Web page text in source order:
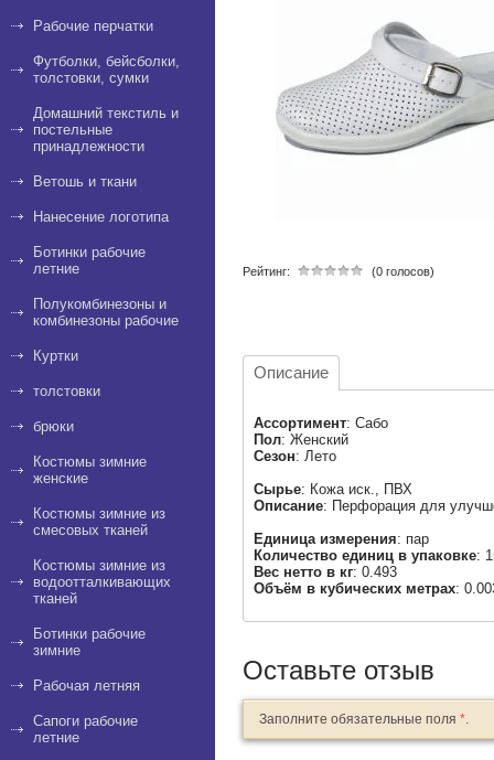
Рабочие перчатки
Футболки, бейсболки,
толстовки, сумки
Домашний текстиль и
постельные
принадлежности
Ветошь и ткани
Нанесение логотипа
Ботинки рабочие
летние
Полукомбинезоны и
комбинезоны рабочие
Куртки
толстовки
брюки
Костюмы зимние
женские
Костюмы зимние из
смесовых тканей
Костюмы зимние из
водоотталкивающих
тканей
Ботинки рабочие
зимние
Рабочая летняя
Сапоги рабочие
летние
Рейтинг: (0 голосов)
Описание
Ассортимент: Сабо
Пол: Женский
Сезон: Лето
Сырье: Кожа иск., ПВХ
Описание: Перфорация для
Единица измерения: пар
Количество единиц в упаковке:
Вес нетто в кг: 0.493
Объём в кубических метрах:
Оставьте отзыв
Заполните обязательные поля *.